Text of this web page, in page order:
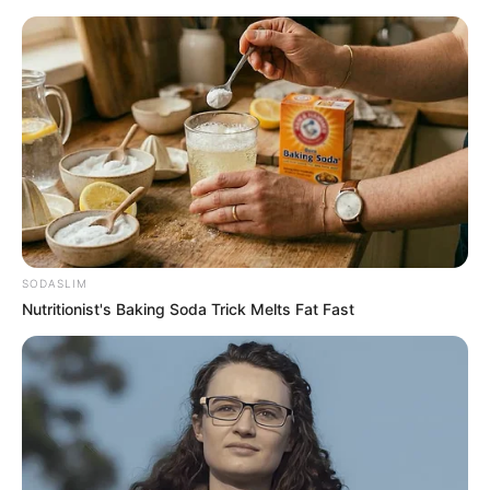
HOME
Home Aposentadoria > Governo Notícia
Congresso: Governo Federal libera bancada para votar na PEC 14.
SODASLIM
Nutritionist's Baking Soda Trick Melts Fat Fast